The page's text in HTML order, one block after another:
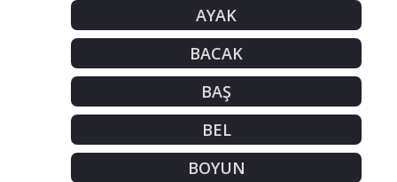
AYAK
BACAK
BAŞ
BEL
BOYUN